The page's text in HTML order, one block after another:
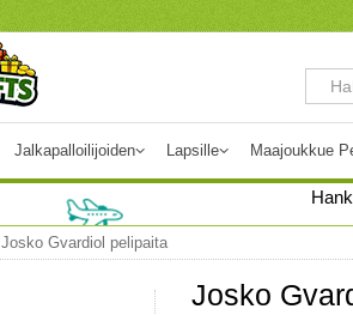
Jalkapalloilijoiden Lapsille Maajoukkue
Josko Gvardiol pelipaita
Josko